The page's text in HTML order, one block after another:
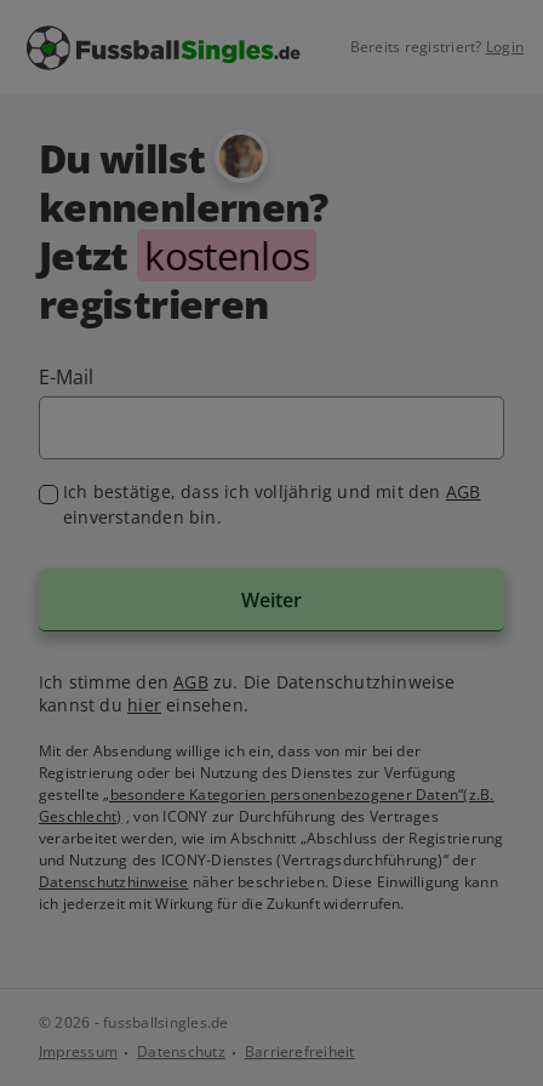
Bereits registriert? Login
Du willst
kennenlernen?
Jetzt kostenlos
registrieren
E-Mail
Ich bestätige, dass ich volljährig und mit den AGB
einverstanden bin.
Weiter
Ich stimme denAGB zu. Die Datenschutzhinweise
kannst du hiereinsehen.
Mit der Absendung willige ich ein, dass von mir bei der
Registrierung oder bei Nutzung des Dienstes zur Verfügung
gestellte„besondere Kategorien personenbezogener Daten“(z.B.
Geschlecht) , von ICONY zur Durchführung des Vertrages
verarbeitet werden, wie im Abschnitt „Abschluss der Registrierung
und Nutzung des ICONY-Dienstes (Vertragsdurchführung)“ der
Datenschutzhinweise näher beschrieben. Diese Einwilligung kann
ich jederzeit mit Wirkung für die Zukunft widerrufen.
© 2026 - fussballsingles.de
Impressum
Datenschutz Barrierefreiheit